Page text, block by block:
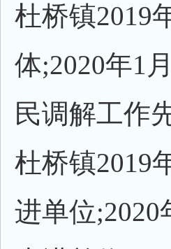
杜桥镇2019
体;2020年1
民调解工作
杜桥镇2019
进单位